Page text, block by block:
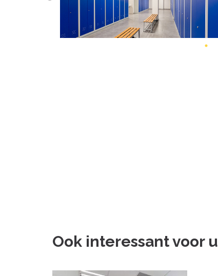
Ook interessant voor u